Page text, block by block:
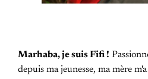
Marhaba, je suis Fifi !
depuis ma jeunesse, ma mère